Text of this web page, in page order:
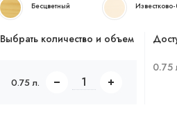
Бесцветный
Выбрать количество и объем
0.75 л.
0.75